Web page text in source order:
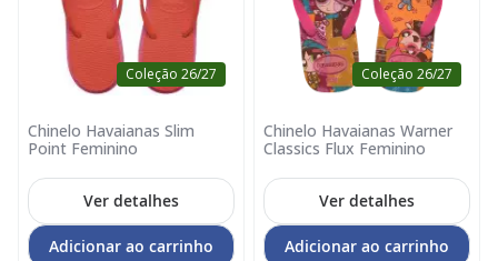
Coleção 26/27
Chinelo Havaianas Slim
Point Feminino
Ver detalhes
Adicionar ao carrinho
Coleção 26/27
Chinelo Havaianas Warner
Classics Flux Feminino
Ver detalhes
Adicionar ao carrinho